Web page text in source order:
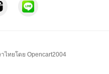
ไทยโดย Opencart2004